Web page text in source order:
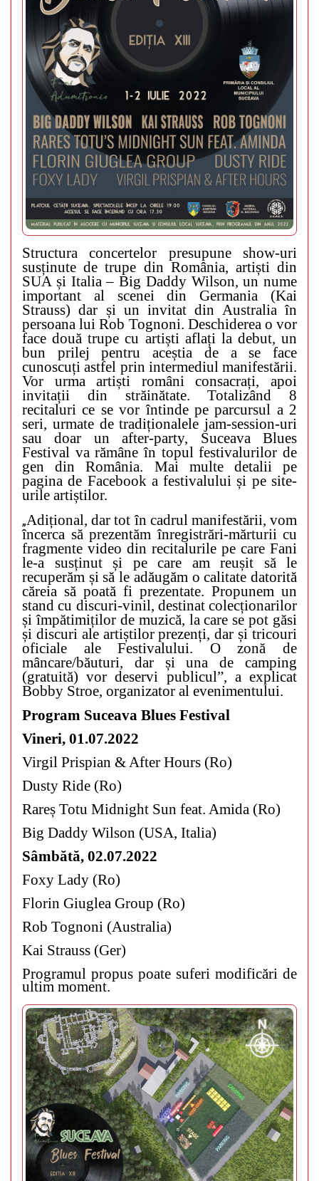
Structura concertelor presupune show-uri
susținute de trupe din România, artiști din
SUA și Italia – Big Daddy Wilson, un nume
important al scenei din Germania (Kai
Strauss) dar și un invitat din Australia în
persoana lui Rob Tognoni. Deschiderea o vor
face două trupe cu artiști aflați la debut, un
bun prilej pentru aceștia de a se face
cunoscuți astfel prin intermediul manifestării.
Vor urma artiști români consacrați, apoi
invitații din străinătate. Totalizând 8
recitaluri ce se vor întinde pe parcursul a 2
seri, urmate de tradiționalele jam-session-uri
sau doar un after-party, Suceava Blues
Festival va rămâne în topul festivalurilor de
gen din România. Mai multe detalii pe
pagina de Facebook a festivalului și pe site-
urile artiștilor.
„Adițional, dar tot în cadrul manifestării, vom
încerca să prezentăm înregistrări-mărturii cu
fragmente video din recitalurile pe care Fani
le-a susținut și pe care am reușit să le
recuperăm și să le adăugăm o calitate datorită
căreia să poată fi prezentate. Propunem un
stand cu discuri-vinil, destinat colecționarilor
și împătimiților de muzică, la care se pot găsi
și discuri ale artiștilor prezenți, dar și tricouri
oficiale ale Festivalului. O zonă de
mâncare/băuturi, dar și una de camping
(gratuită) vor deservi publicul”, a explicat
Bobby Stroe, organizator al evenimentului.
Program Suceava Blues Festival
Vineri, 01.07.2022
Virgil Prispian & After Hours (Ro)
Dusty Ride (Ro)
Rareș Totu Midnight Sun feat. Amida (Ro)
Big Daddy Wilson (USA, Italia)
Sâmbătă, 02.07.2022
Foxy Lady (Ro)
Florin Giuglea Group (Ro)
Rob Tognoni (Australia)
Kai Strauss (Ger)
Programul propus poate suferi modificări de
ultim moment.